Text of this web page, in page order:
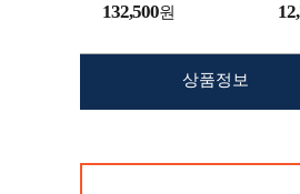
132,500원
상품정보